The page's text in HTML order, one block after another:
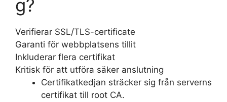
g?
Verifierar SSL/TLS-certificate
Garanti för webbplatsens tillit
Inkluderar flera certifikat
Kritisk för att utföra säker anslutning
Certifikatkedjan sträcker sig från serverns
certifikat till root CA.